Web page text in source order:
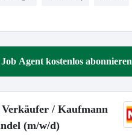
Job Agent kostenlos abonnieren
/ Kaufmann
(m/w/d)